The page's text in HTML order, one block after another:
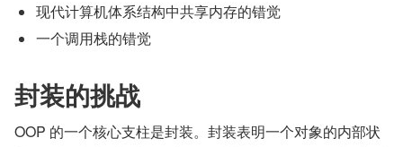
现代计算机体系结构中共享内存的错觉
一个调用栈的错觉
封装的挑战
OOP 的一个核心支柱是封装。封装表明一个对象的内部状